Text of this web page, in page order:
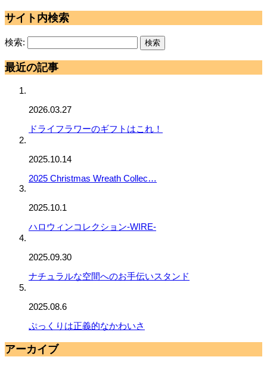
サイト内検索
検索:
最近の記事
2026.03.27
ドライフラワーのギフトはこれ！
2025.10.14
2025 Christmas Wreath Collec…
2025.10.1
ハロウィンコレクション-WIRE-
2025.09.30
ナチュラルな空間へのお手伝いスタンド
2025.08.6
ぷっくりは正義的なかわいさ
アーカイブ